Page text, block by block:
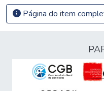
Página do item